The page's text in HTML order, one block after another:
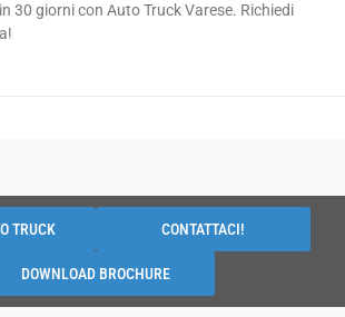
30 giorni con Auto Truck Varese. Richiedi
TRUCK CONTATTACI!
DOWNLOAD BROCHURE